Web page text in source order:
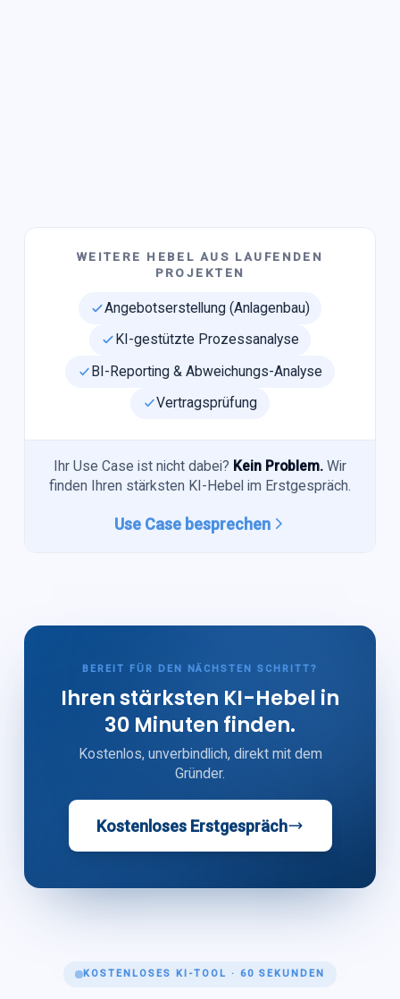
WEITERE HEBEL AUS LAUFENDEN
PROJEKTEN
Angebotserstellung (Anlagenbau)
KI-gestützte Prozessanalyse
BI-Reporting & Abweichungs-Analyse
Vertragsprüfung
Ihr Use Case ist nicht dabei? Kein Problem. Wir
finden Ihren stärksten KI-Hebel im Erstgespräch.
Use Case besprechen
BEREIT FÜR DEN NÄCHSTEN SCHRITT?
Ihren stärksten KI-Hebel in
30 Minuten finden.
Kostenlos, unverbindlich, direkt mit dem
Gründer.
Kostenloses Erstgespräch
KOSTENLOSES KI-TOOL · 60 SEKUNDEN